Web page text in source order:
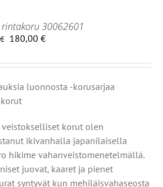
rintakoru 30062601
€ Alkuperäinen
oli:
180,00€Nykyinen
on:
luonnosta -korusarjaa
veistokselliset korut olen
ikivanhalla japanilaisella
hikime vahanveistomenetelmällä.
juovat, kaaret ja pienet
syntyvät kun mehiläisvahaseosta